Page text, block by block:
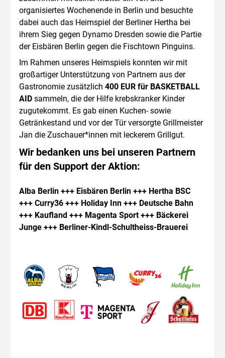
organisiertes Wochenende in Berlin und besuchte
dabei auch das Heimspiel der Berliner Hertha bei
ihrem Sieg gegen Dynamo Dresden sowie die Partie
der Eisbären Berlin gegen die Fischtown Pinguins.
Im Rahmen unseres Heimspiels konnten wir mit
großartiger Unterstützung von Partnern aus der
Gastronomie zusätzlich400 EUR für BASKETBALL
AID sammeln, die der Hilfe krebskranker Kinder
zugutekommt. Es gab einen Kuchen- sowie
Getränkestand und vor der Tür versorgte Grillmeister
Jan die Zuschauer*innen mit leckerem Grillgut.
Wir bedanken uns bei unseren Partnern
für den Support der Aktion:
Alba Berlin +++ Eisbären Berlin +++ Hertha BSC
+++ Curry36 +++ Holiday Inn +++ Deutsche Bahn
+++ Kaufland +++ Magenta Sport +++ Bäckerei
Junge +++ Berliner-Kindl-Schultheiss-Brauerei